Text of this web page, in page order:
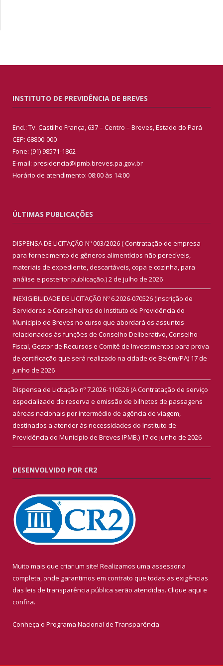
INSTITUTO DE PREVIDÊNCIA DE BREVES
End.: Tv. Castilho França, 637 – Centro – Breves, Estado do Pará
CEP: 68800-000
Fone: (91) 98571-1862
E-mail: presidencia@ipmb.breves.pa.gov.br
Horário de atendimento: 08:00 às 14:00
ÚLTIMAS PUBLICAÇÕES
DISPENSA DE LICITAÇÃO Nº 003/2026 ( Contratação de empresa
para fornecimento de gêneros alimentícios não perecíveis,
materiais de expediente, descartáveis, copa e cozinha, para
análise e posterior publicação.)2 de julho de 2026
INEXIGIBILIDADE DE LICITAÇÃO Nº 6.2026-070526 (Inscrição de
Servidores e Conselheiros do Instituto de Previdência do
Município de Breves no curso que abordará os assuntos
relacionados às funções de Conselho Deliberativo, Conselho
Fiscal, Gestor de Recursos e Comitê de Investimentos para prova
de certificação que será realizado na cidade de Belém/PA) 17 de
junho de 2026
Dispensa de Licitação nº 7.2026-110526 (A Contratação de serviço
especializado de reserva e emissão de bilhetes de passagens
aéreas nacionais por intermédio de agência de viagem,
destinados a atender às necessidades do Instituto de
Previdência do Município de Breves IPMB.) 17 de junho de 2026
DESENVOLVIDO POR CR2
Muito mais que criar um site! Realizamos uma assessoria
completa, onde garantimos em contrato que todas as exigências
das leis de transparência pública serão atendidas. Clique aqui e
confira.
Conheça o Programa Nacional de Transparência